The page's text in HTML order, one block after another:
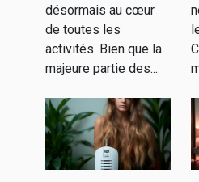
désormais au cœur
de toutes les
activités. Bien que la
majeure partie des...